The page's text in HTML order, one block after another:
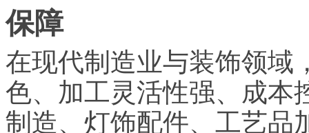
保障
在现代制造业与装饰领域
色、加工灵活性强、成本
制造、灯饰配件、工艺品